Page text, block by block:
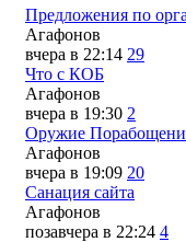
Предложения по
Агафонов
вчера в 22:14 29
Что с КОБ
Агафонов
вчера в 19:30 2
Оружие
Агафонов
вчера в 19:09 20
Санация сайта
Агафонов
позавчера в 22:24 4